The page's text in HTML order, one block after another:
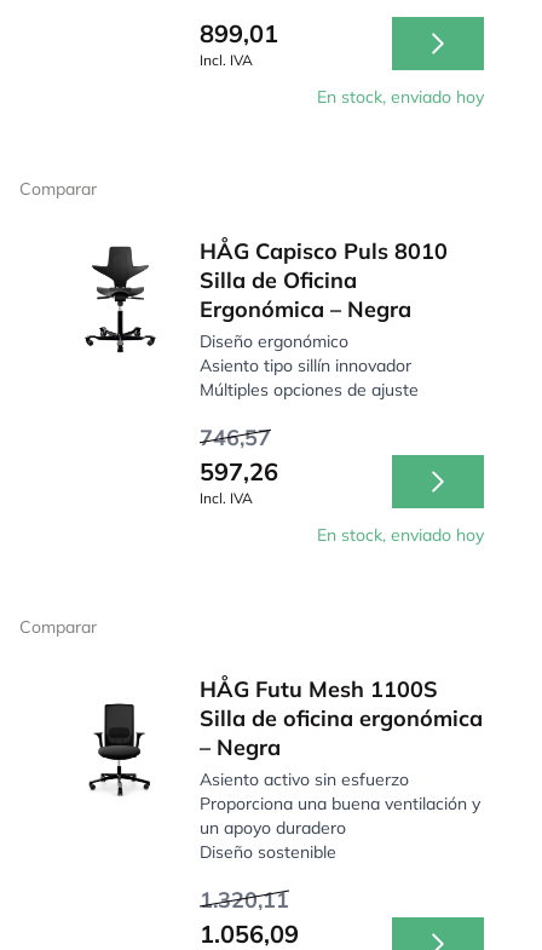
899,01
Incl. IVA
En stock, enviado hoy
Comparar
HÅG Capisco Puls 8010
Silla de Oficina
Ergonómica – Negra
Diseño ergonómico
Asiento tipo sillín innovador
Múltiples opciones de ajuste
746,57
597,26
Incl. IVA
En stock, enviado hoy
Comparar
HÅG Futu Mesh 1100S
Silla de oficina ergonómica
– Negra
Asiento activo sin esfuerzo
Proporciona una buena ventilación y
un apoyo duradero
Diseño sostenible
1.320,11
1.056,09